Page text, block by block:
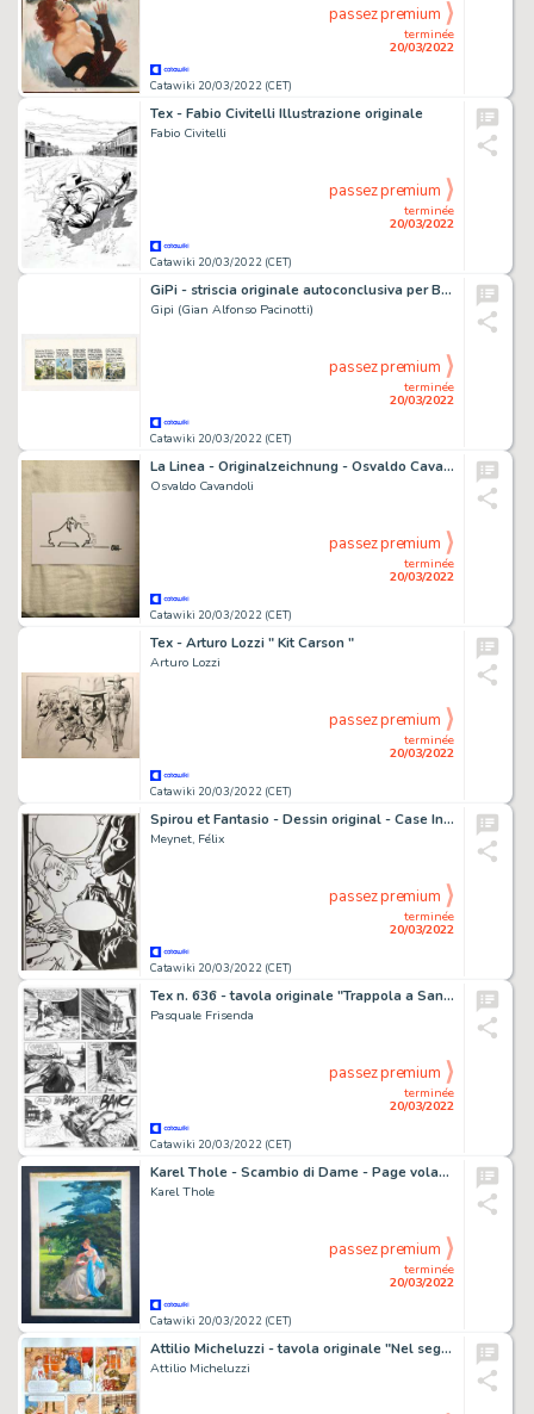
Catawiki 20/03/2022 (CET)
terminée
20/03/2022
passez premium
Tex - Fabio Civitelli Illustrazione originale
Fabio Civitelli
Catawiki 20/03/2022 (CET)
terminée
20/03/2022
passez premium
GiPi - striscia originale autoconclusiva per Boxer "Le Scenette" - Page volante - Exemplaire unique - (1998)
Gipi (Gian Alfonso Pacinotti)
Catawiki 20/03/2022 (CET)
terminée
20/03/2022
passez premium
La Linea - Originalzeichnung - Osvaldo Cavandoli in der GroÃŸe 20x15 cm - Page volante - EO
Osvaldo Cavandoli
Catawiki 20/03/2022 (CET)
terminée
20/03/2022
passez premium
Tex - Arturo Lozzi " Kit Carson "
Arturo Lozzi
Catawiki 20/03/2022 (CET)
terminée
20/03/2022
passez premium
Spirou et Fantasio - Dessin original - Case Inédite avec Seccotine - Projet Meynet et scénario Yann + Yves Sente
Meynet, Félix
Catawiki 20/03/2022 (CET)
terminée
20/03/2022
passez premium
Tex n. 636 - tavola originale "Trappola a San Antonio" - Page volante - Exemplaire unique - (2013)
Pasquale Frisenda
Catawiki 20/03/2022 (CET)
terminée
20/03/2022
passez premium
Karel Thole - Scambio di Dame - Page volante - Exemplaire unique - (1977)
Karel Thole
Catawiki 20/03/2022 (CET)
terminée
20/03/2022
passez premium
Attilio Micheluzzi - tavola originale "Nel segno dell'Africa" - Page volante - Exemplaire unique
Attilio Micheluzzi